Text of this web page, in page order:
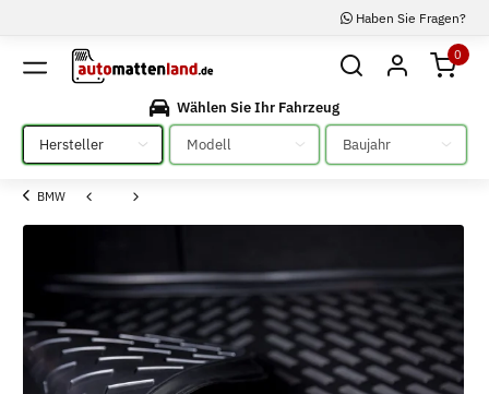
Haben Sie Fragen?
0
Wählen Sie Ihr Fahrzeug
Bitte auswählen
Bitte auswählen Bitte auswählen
BMW